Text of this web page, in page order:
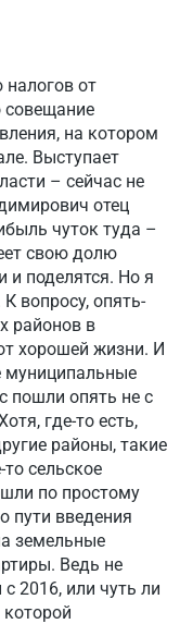
налогов от
совещание
на котором
Выступает
– сейчас не
отец
чуток туда –
свою долю
и поделятся. Но я
вопросу, опять-
районов в
хорошей жизни. И
муниципальные
пошли опять не с
где-то есть,
районы, такие
сельское
по простому
пути введения
земельные
Ведь не
2016, или чуть ли